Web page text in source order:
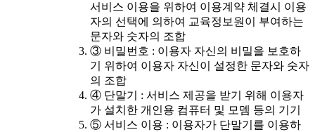
서비스 이용을 위하여 이용계약 체결시 이용
자의 선택에 의하여 교육정보원이 부여하는
문자와 숫자의 조합
③ 비밀번호 : 이용자 자신의 비밀을 보호하
기 위하여 이용자 자신이 설정한 문자와 숫자
의 조합
④ 단말기 : 서비스 제공을 받기 위해 이용자
가 설치한 개인용 컴퓨터 및 모뎀 등의 기기
⑤ 서비스 이용 : 이용자가 단말기를 이용하